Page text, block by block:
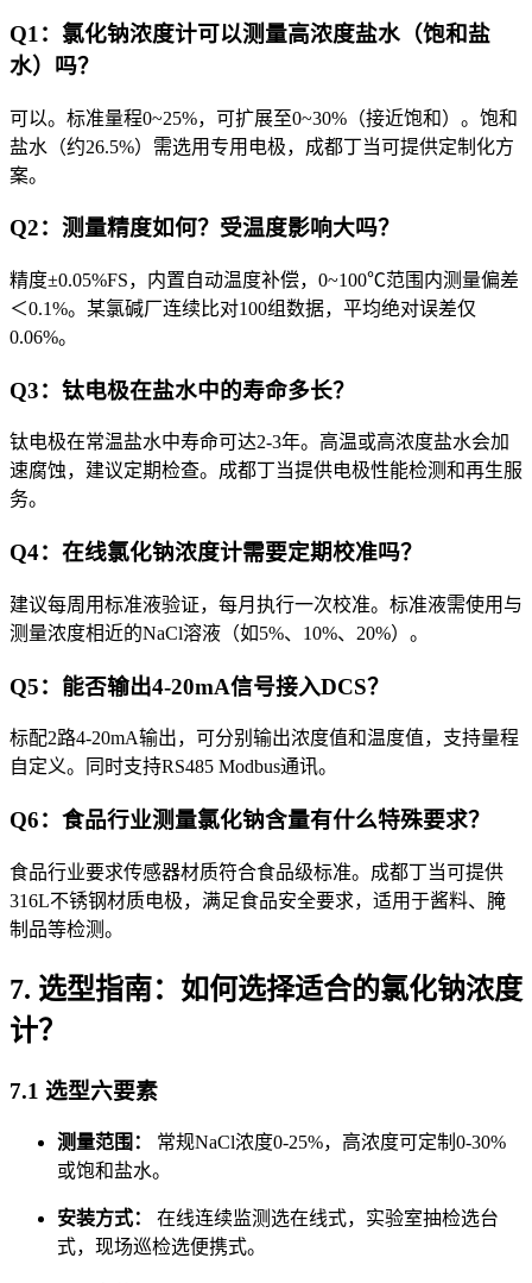
Q1：氯化钠浓度计可以测量高浓度盐水（饱和盐
水）吗？
可以。标准量程0~25%，可扩展至0~30%（接近饱和）。饱和
盐水（约26.5%）需选用专用电极，成都丁当可提供定制化方
案。
Q2：测量精度如何？受温度影响大吗？
精度±0.05%FS，内置自动温度补偿，0~100℃范围内测量偏差
＜0.1%。某氯碱厂连续比对100组数据，平均绝对误差仅
0.06%。
Q3：钛电极在盐水中的寿命多长？
钛电极在常温盐水中寿命可达2-3年。高温或高浓度盐水会加
速腐蚀，建议定期检查。成都丁当提供电极性能检测和再生服
务。
Q4：在线氯化钠浓度计需要定期校准吗？
建议每周用标准液验证，每月执行一次校准。标准液需使用与
测量浓度相近的NaCl溶液（如5%、10%、20%）。
Q5：能否输出4-20mA信号接入DCS？
标配2路4-20mA输出，可分别输出浓度值和温度值，支持量程
自定义。同时支持RS485 Modbus通讯。
Q6：食品行业测量氯化钠含量有什么特殊要求？
食品行业要求传感器材质符合食品级标准。成都丁当可提供
316L不锈钢材质电极，满足食品安全要求，适用于酱料、腌
制品等检测。
7. 选型指南：如何选择适合的氯化钠浓度
计？
7.1 选型六要素
测量范围：
常规NaCl浓度0-25%，高浓度可定制0-30%
或饱和盐水。
安装方式：
在线连续监测选在线式，实验室抽检选台
式，现场巡检选便携式。